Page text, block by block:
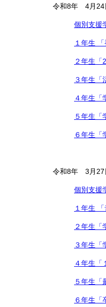
令和8年 4月
個別支援
１年生
２年生「
３年生「
４年生「
５年生「
６年生「
令和8年 3月
個別支援
１年生 「
２年生「
３年生「
４年生「
５年生「
６年生「